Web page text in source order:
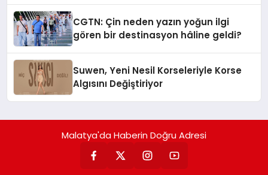
CGTN: Çin neden yazın yoğun ilgi
gören bir destinasyon hâline geldi?
Suwen, Yeni Nesil Korseleriyle Korse
Algısını Değiştiriyor
Malatya'da Haberin Doğru Adresi